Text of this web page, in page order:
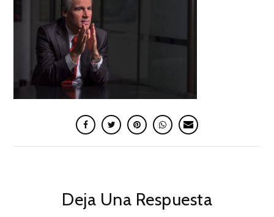
Deja Una Respuesta